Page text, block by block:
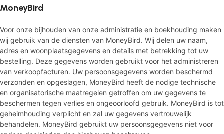
MoneyBird
Voor onze bijhouden van onze administratie en boekhouding maken
wij gebruik van de diensten van MoneyBird. Wij delen uw naam,
adres en woonplaatsgegevens en details met betrekking tot uw
bestelling. Deze gegevens worden gebruikt voor het administreren
van verkoopfacturen. Uw persoonsgegevens worden beschermd
verzonden en opgeslagen, MoneyBird heeft de nodige technische
en organisatorische maatregelen getroffen om uw gegevens te
beschermen tegen verlies en ongeoorloofd gebruik. MoneyBird is tot
geheimhouding verplicht en zal uw gegevens vertrouwelijk
behandelen. MoneyBird gebruikt uw persoonsgegevens niet voor